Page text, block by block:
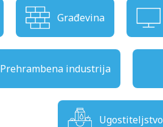
Građevina
Prehrambena industrija
Ugostiteljstvo